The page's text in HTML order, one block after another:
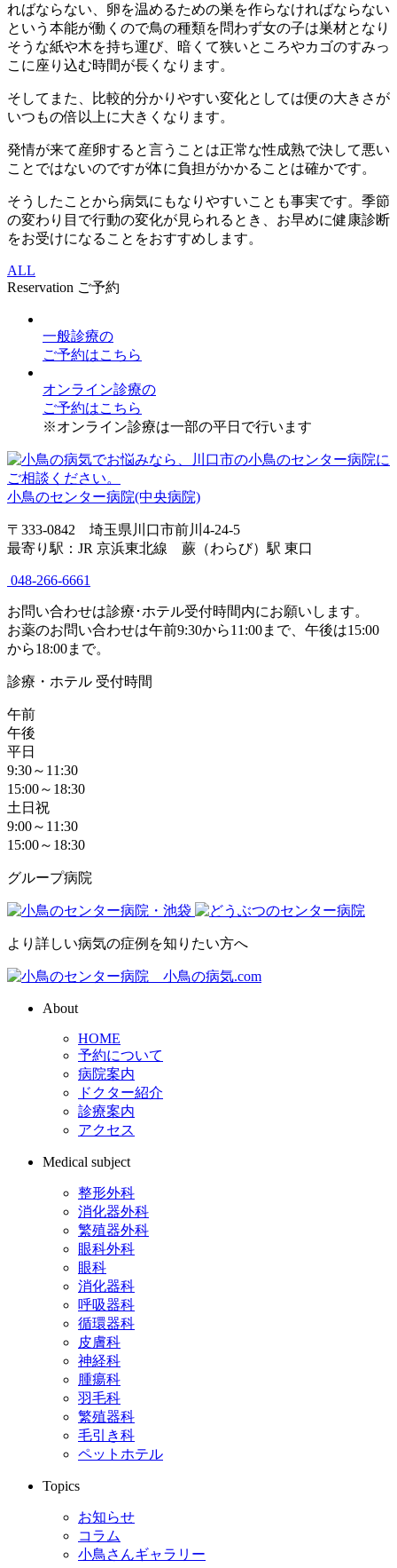
ればならない、卵を温めるための巣を作らなければならない
という本能が働くので鳥の種類を問わず女の子は巣材となり
そうな紙や木を持ち運び、暗くて狭いところやカゴのすみっ
こに座り込む時間が長くなります。
そしてまた、比較的分かりやすい変化としては便の大きさが
いつもの倍以上に大きくなります。
発情が来て産卵すると言うことは正常な性成熟で決して悪い
ことではないのですが体に負担がかかることは確かです。
そうしたことから病気にもなりやすいことも事実です。季節
の変わり目で行動の変化が見られるとき、お早めに健康診断
をお受けになることをおすすめします。
ALL
Reservation ご予約
一般診療の
ご予約はこちら
オンライン診療の
ご予約はこちら
※オンライン診療は一部の平日で行います
小鳥のセンター病院(中央病院)
〒333-0842 埼玉県川口市前川4-24-5
最寄り駅：JR 京浜東北線 蕨（わらび）駅 東口
048-266-6661
お問い合わせは診療･ホテル受付時間内にお願いします。
お薬のお問い合わせは午前9:30から11:00まで、午後は15:00
から18:00まで。
診療・ホテル 受付時間
午前
午後
平日
9:30～11:30
15:00～18:30
土日祝
9:00～11:30
15:00～18:30
グループ病院
より詳しい病気の症例を知りたい方へ
About
HOME
予約について
病院案内
ドクター紹介
診療案内
アクセス
Medical subject
整形外科
消化器外科
繁殖器外科
眼科外科
眼科
消化器科
呼吸器科
循環器科
皮膚科
神経科
腫瘍科
羽毛科
繁殖器科
毛引き科
ペットホテル
Topics
お知らせ
コラム
小鳥さんギャラリー